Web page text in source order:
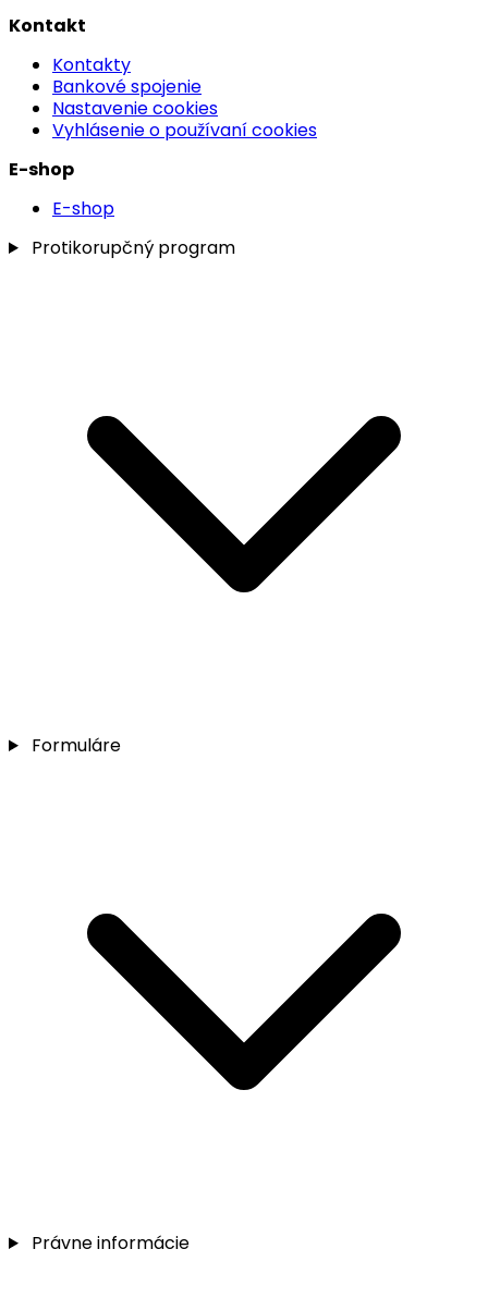
Kontakt
Kontakty
Bankové spojenie
Nastavenie cookies
Vyhlásenie o používaní cookies
E-shop
E-shop
Protikorupčný program
Formuláre
Právne informácie